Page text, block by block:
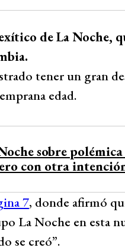
de La Noche,
tener un gran
edad.
sobre
con otra
7, donde afirmó
La Noche en esta
se creó”.